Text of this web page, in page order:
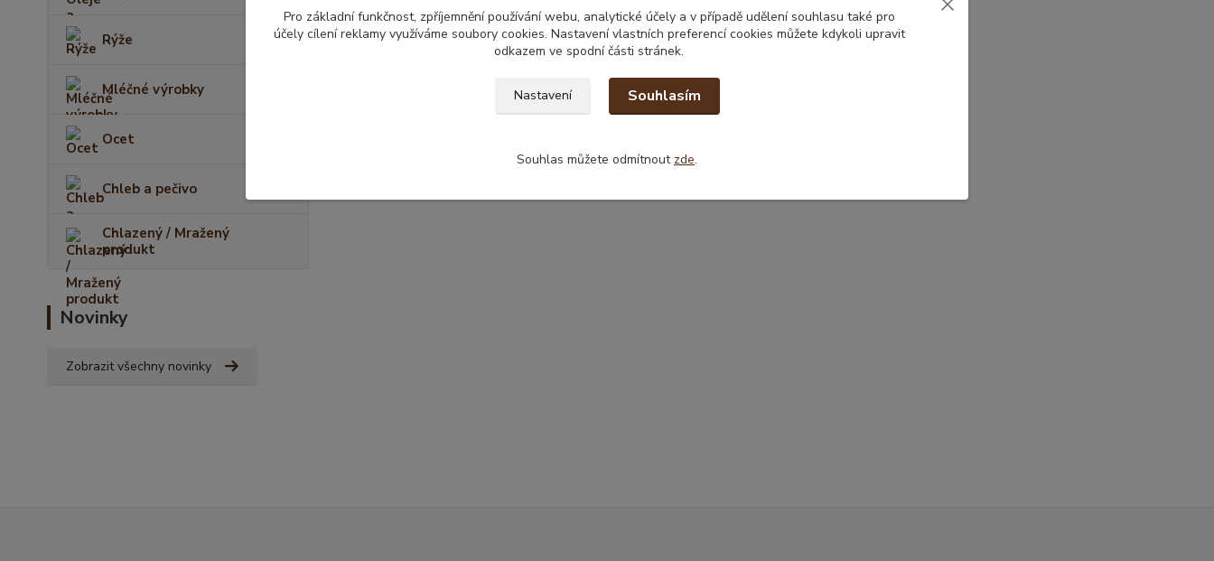
Rýže
Mléčné výrobky
Ocet
Chleb a pečivo
Chlazený / Mražený
produkt
Novinky
Zobrazit všechny novinky
Zboží zařazeno v kategoriích
Pro základní funkčnost, zpříjemnění používání webu, analytické účely a v případě udělení souhlasu také pro
účely cílení reklamy využíváme soubory cookies. Nastavení vlastních preferencí cookies můžete kdykoli upravit
odkazem ve spodní části stránek.
Nastavení Souhlasím
Souhlas můžete odmítnout zde.